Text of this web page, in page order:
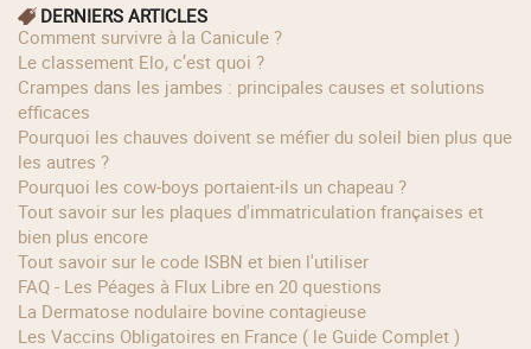
DERNIERS ARTICLES
Comment survivre à la Canicule ?
Le classement Elo, c’est quoi ?
Crampes dans les jambes : principales causes et solutions
efficaces
Pourquoi les chauves doivent se méfier du soleil bien plus que
les autres ?
Pourquoi les cow‑boys portaient‑ils un chapeau ?
Tout savoir sur les plaques d'immatriculation françaises et
bien plus encore
Tout savoir sur le code ISBN et bien l'utiliser
FAQ - Les Péages à Flux Libre en 20 questions
La Dermatose nodulaire bovine contagieuse
Les Vaccins Obligatoires en France ( le Guide Complet )